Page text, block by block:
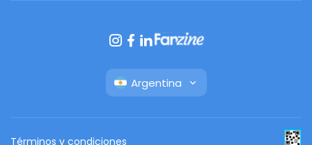
Botón de arrepentimiento
Argentina
Términos y condiciones